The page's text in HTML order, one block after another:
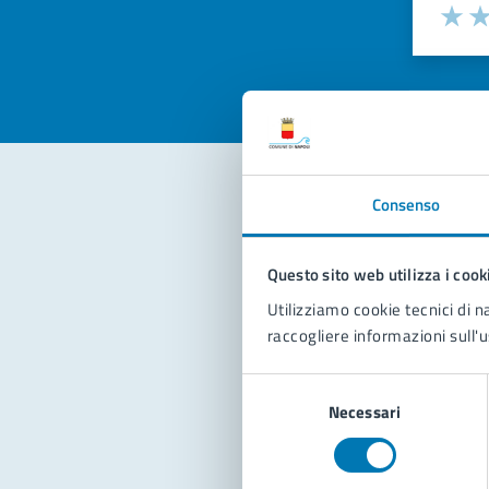
Consenso
Questo sito web utilizza i
Utilizziamo cookie tecnici di
raccogliere informazioni
Necessari
Valuta